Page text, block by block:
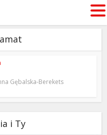
Gębalska-Berekets
i Ty